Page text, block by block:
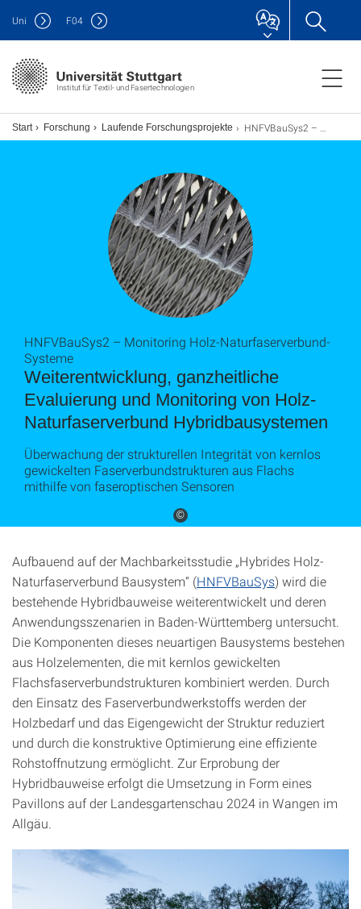
Institut für Textil- und Fasertechnologien
Uni F04
Start Forschung Laufende Forschungsprojekte HNFVBauSys2 – Monitoring Holz-Naturfaserverbund-Systeme
©
Weiterentwicklung, ganzheitliche
Evaluierung und Monitoring von Holz-
Naturfaserverbund Hybridbausystemen
HNFVBauSys2 – Monitoring Holz-Naturfaserverbund-
Systeme
Überwachung der strukturellen Integrität von kernlos
gewickelten Faserverbundstrukturen aus Flachs
mithilfe von faseroptischen Sensoren
Aufbauend auf der Machbarkeitsstudie „Hybrides Holz-
Naturfaserverbund Bausystem“ (HNFVBauSys) wird die
bestehende Hybridbauweise weiterentwickelt und deren
Anwendungsszenarien in Baden-Württemberg untersucht.
Die Komponenten dieses neuartigen Bausystems bestehen
aus Holzelementen, die mit kernlos gewickelten
Flachsfaserverbundstrukturen kombiniert werden. Durch
den Einsatz des Faserverbundwerkstoffs werden der
Holzbedarf und das Eigengewicht der Struktur reduziert
und durch die konstruktive Optimierung eine effiziente
Rohstoffnutzung ermöglicht. Zur Erprobung der
Hybridbauweise erfolgt die Umsetzung in Form eines
Pavillons auf der Landesgartenschau 2024 in Wangen im
Allgäu.